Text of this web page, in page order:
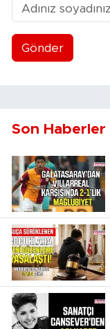
Gönder
Son Haberler